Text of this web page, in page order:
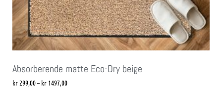
Absorberende matte Eco-Dry beige
kr299,00– kr 1497,00